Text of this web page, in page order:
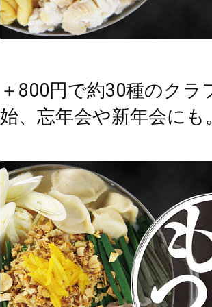
＋800円で約30種のク
始、忘年会や新年会にも